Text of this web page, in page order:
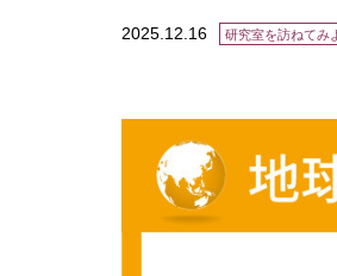
2025.12.16 研究室を訪ねてみ